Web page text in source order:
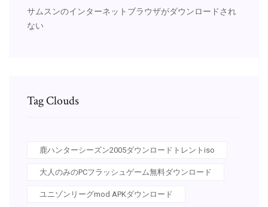
サムスンのインターネットブラウザがダウンロードされ
ない
Tag Clouds
鹿ハンターシーズン2005ダウンロードトレントiso
大人のみのPCフラッシュゲーム無料ダウンロード
ユニゾンリーグmod APKダウンロード